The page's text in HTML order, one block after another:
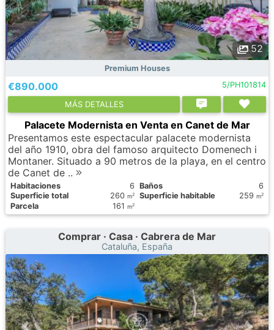
52
Premium Houses
€890.000 5/PH101814
МÁS DETALLES
Palacete Modernista en Venta en Canet de Mar
Presentamos este espectacular palacete modernista
del año 1910, obra del famoso arquitecto Domenech i
Montaner. Situado a 90 metros de la playa, en el centro
de Canet de ..
Habitaciones 6 Baños
6
Superficie total
260 m2 Superficie habitable 259 m2
Parcela 161 m2
Comprar · Casa · Cabrera de Mar
Cataluña, España